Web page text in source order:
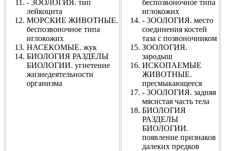
- 3ООЛОГИЯ. тип
лейкоцита
МОРСКИЕ ЖИВОТНЫЕ.
беспозвоночное типа
иглокожих
НАСЕКОМЫЕ. жук
БИОЛОГИЯ РАЗДЕЛЫ
БИОЛОГИИ. угнетение
жизнедеятельности
организма
беспозвоночное типа
иглокожих
- 3ООЛОГИЯ. место
соединения костей
таза с позвоночником
ЗООЛОГИЯ.
зародыш
ИСКОПАЕМЫЕ
ЖИВОТНЫЕ.
пресмыкающееся
- 3ООЛОГИЯ. задняя
мясистая часть тела
БИОЛОГИЯ
РАЗДЕЛЫ
БИОЛОГИИ.
появление признаков
далеких предков